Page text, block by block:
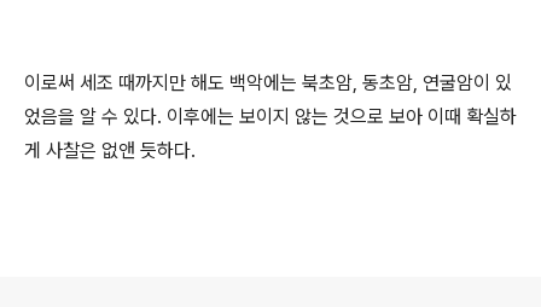
이로써 세조 때까지만 해도 백악에는 북초암, 동초암, 연굴암이 있
었음을 알 수 있다. 이후에는 보이지 않는 것으로 보아 이때 확실하
게 사찰은 없앤 듯하다.